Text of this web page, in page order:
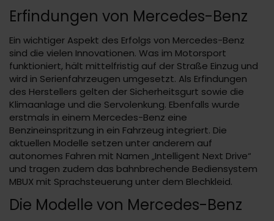
Erfindungen von Mercedes-Benz
Ein wichtiger Aspekt des Erfolgs von Mercedes-Benz
sind die vielen Innovationen. Was im Motorsport
funktioniert, hält mittelfristig auf der Straße Einzug und
wird in Serienfahrzeugen umgesetzt. Als Erfindungen
des Herstellers gelten der Sicherheitsgurt sowie die
Klimaanlage und die Servolenkung. Ebenfalls wurde
erstmals in einem Mercedes-Benz eine
Benzineinspritzung in ein Fahrzeug integriert. Die
aktuellen Modelle setzen unter anderem auf
autonomes Fahren mit Namen „Intelligent Next Drive“
und tragen zudem das bahnbrechende Bediensystem
MBUX mit Sprachsteuerung unter dem Blechkleid.
Die Modelle von Mercedes-Benz